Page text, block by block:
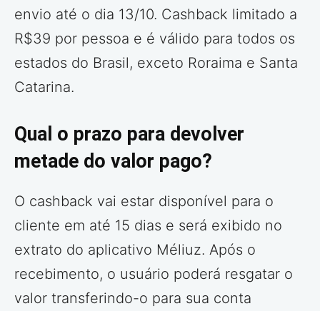
envio até o dia 13/10. Cashback limitado a
R$39 por pessoa e é válido para todos os
estados do Brasil, exceto Roraima e Santa
Catarina.
Qual o prazo para devolver
metade do valor pago?
O cashback vai estar disponível para o
cliente em até 15 dias e será exibido no
extrato do aplicativo Méliuz. Após o
recebimento, o usuário poderá resgatar o
valor transferindo-o para sua conta